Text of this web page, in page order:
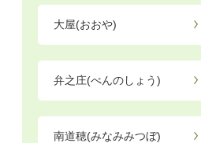
大屋(おおや)
弁之庄(べんのしょう)
南道穂(みなみみつぼ)